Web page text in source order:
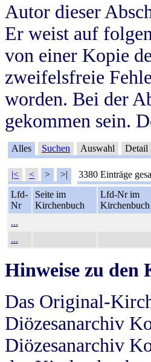
Autor dieser
Er weist auf
von einer Kopie
zweifelsfreie
worden. Bei der
gekommen sein.
Alles Suchen Auswahl Detail
|< < > >| 3380 Einträge
Lfd-
Nr
Seite im
Kirchenbuch
Lfd-Nr im
Kirchenbuch
...
...
Hinweise zu den
Das Original-
Diözesanarchiv
Diözesanarchiv